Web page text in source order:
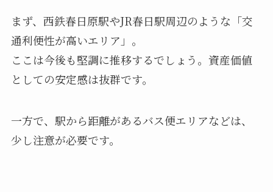
まず、西鉄春日原駅やJR春日駅周辺のような「交
通利便性が高いエリア」。
ここは今後も堅調に推移するでしょう。資産価値
としての安定感は抜群です。
一方で、駅から距離があるバス便エリアなどは、
少し注意が必要です。